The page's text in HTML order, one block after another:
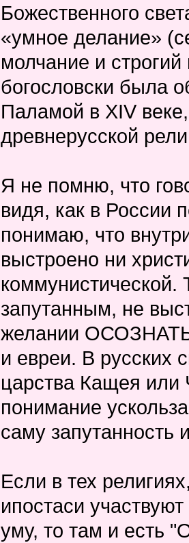
Божественного
«умное делание»
молчание и
богословски была
Паламой в XIV
древнерусской
Я не помню, что
видя, как в России
понимаю, что
выстроено ни
коммунистической.
запутанным, не
желании ОСОЗНАТЬ
и евреи. В русских
царства Кащея или
понимание
саму запутанность
Если в тех
ипостаси
уму, то там и есть